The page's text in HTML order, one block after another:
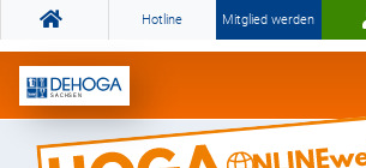
Hotline Mitglied werden
Gemeinsam stark für